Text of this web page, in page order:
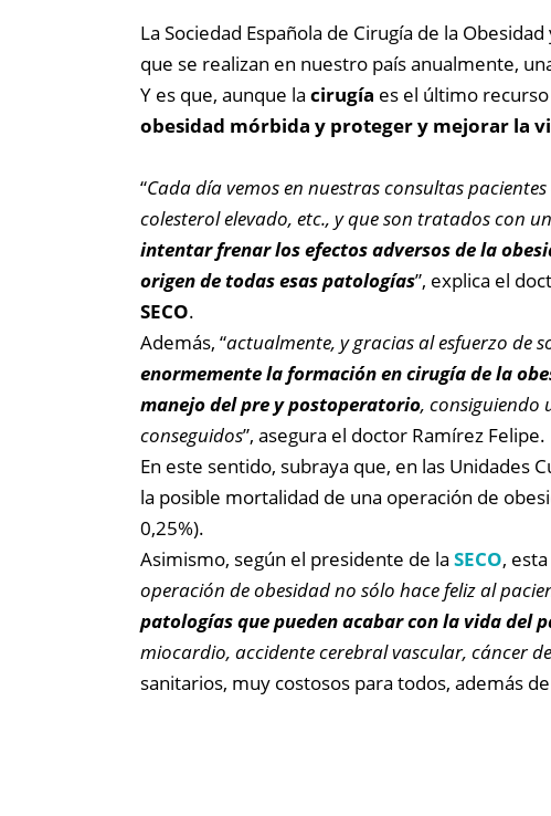
La Sociedad Española de Cirugía de la
que se realizan en nuestro país anualmente,
Y es que, aunque la cirugía es el último
obesidad mórbida y proteger y mejorar la
“Cada día vemos en nuestras consultas
colesterol elevado, etc., y que son tratados con
intentar frenar los efectos adversos de la
origen de todas esas patologías”, explica el
SECO.
Además, “actualmente, y gracias al esfuerzo de
enormemente la formación en cirugía de la
manejo del pre y postoperatorio, consiguiendo
conseguidos”, asegura el doctor Ramírez Felipe.
En este sentido, subraya que, en las Unidades
la posible mortalidad de una operación de
0,25%).
Asimismo, según el presidente de la SECO,
operación de obesidad no sólo hace feliz al
patologías que pueden acabar con la vida del
miocardio, accidente cerebral vascular, cáncer
sanitarios, muy costosos para todos, además